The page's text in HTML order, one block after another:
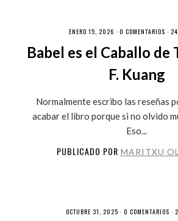
ENERO 15, 2026 · 0 COMENTARIOS ·
Babel es el Caballo de
F. Kuang
Normalmente escribo las reseñas
acabar el libro porque si no olvido
Eso...
PUBLICADO POR MARITXU
OCTUBRE 31, 2025 · 0 COMENTARIOS ·